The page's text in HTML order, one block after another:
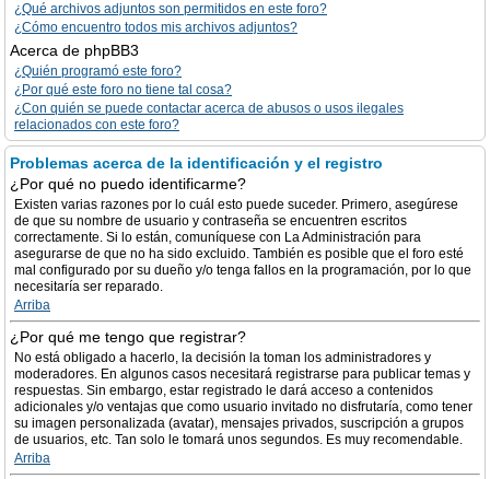
¿Qué archivos adjuntos son permitidos en este foro?
¿Cómo encuentro todos mis archivos adjuntos?
Acerca de phpBB3
¿Quién programó este foro?
¿Por qué este foro no tiene tal cosa?
¿Con quién se puede contactar acerca de abusos o usos ilegales
relacionados con este foro?
Problemas acerca de la identificación y el registro
¿Por qué no puedo identificarme?
Existen varias razones por lo cuál esto puede suceder. Primero, asegúrese
de que su nombre de usuario y contraseña se encuentren escritos
correctamente. Si lo están, comuníquese con La Administración para
asegurarse de que no ha sido excluido. También es posible que el foro esté
mal configurado por su dueño y/o tenga fallos en la programación, por lo que
necesitaría ser reparado.
Arriba
¿Por qué me tengo que registrar?
No está obligado a hacerlo, la decisión la toman los administradores y
moderadores. En algunos casos necesitará registrarse para publicar temas y
respuestas. Sin embargo, estar registrado le dará acceso a contenidos
adicionales y/o ventajas que como usuario invitado no disfrutaría, como tener
su imagen personalizada (avatar), mensajes privados, suscripción a grupos
de usuarios, etc. Tan solo le tomará unos segundos. Es muy recomendable.
Arriba